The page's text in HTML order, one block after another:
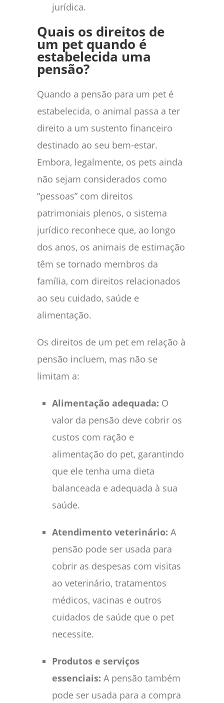
jurídica.
Quais os direitos de
um pet quando é
estabelecida uma
pensão?
Quando a pensão para um pet é
estabelecida, o animal passa a ter
direito a um sustento financeiro
destinado ao seu bem-estar.
Embora, legalmente, os pets ainda
não sejam considerados como
“pessoas” com direitos
patrimoniais plenos, o sistema
jurídico reconhece que, ao longo
dos anos, os animais de estimação
têm se tornado membros da
família, com direitos relacionados
ao seu cuidado, saúde e
alimentação.
Os direitos de um pet em relação à
pensão incluem, mas não se
limitam a:
Alimentação adequada: O
valor da pensão deve cobrir os
custos com ração e
alimentação do pet, garantindo
que ele tenha uma dieta
balanceada e adequada à sua
saúde.
Atendimento veterinário: A
pensão pode ser usada para
cobrir as despesas com visitas
ao veterinário, tratamentos
médicos, vacinas e outros
cuidados de saúde que o pet
necessite.
Produtos e serviços
essenciais: A pensão também
pode ser usada para a compra